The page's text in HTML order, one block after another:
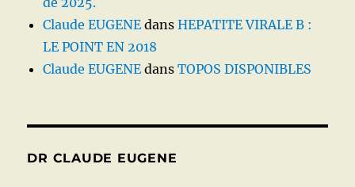
Claude EUGENE dansHEPATITE VIRALE B :
LE POINT EN 2018
Claude EUGENE dansTOPOS DISPONIBLES
DR CLAUDE EUGENE